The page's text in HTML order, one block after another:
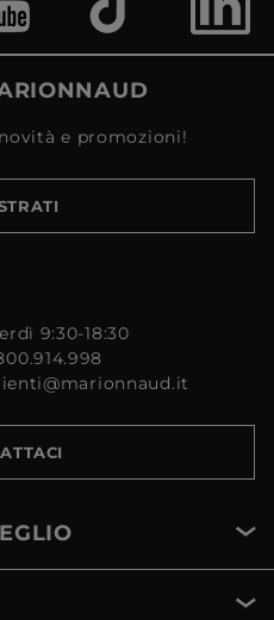
e promozioni!
9:30-18:30